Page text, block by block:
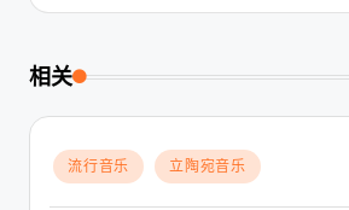
相关
Posted
in
流行音乐 立陶宛音乐